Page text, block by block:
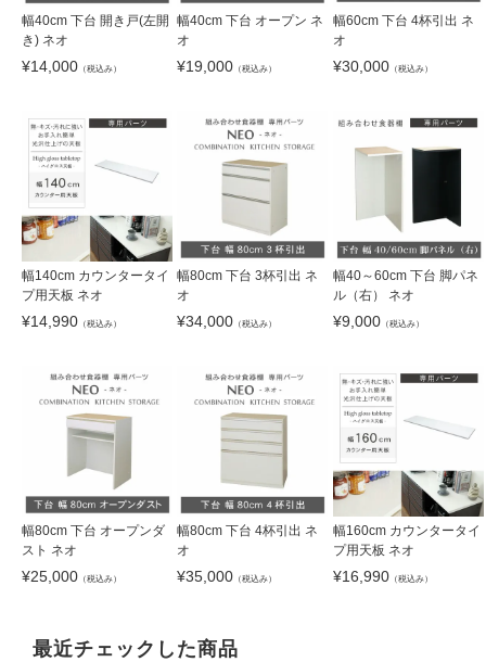
幅40cm 下台 開き戸(左開
き) ネオ
¥14,000 （税込み）
幅40cm 下台 オープン ネ
オ
¥19,000 （税込み）
幅60cm 下台 4杯引出 ネ
オ
¥30,000（税込み）
幅140cm カウンタータイ
プ用天板 ネオ
¥14,990 （税込み）
幅80cm 下台 3杯引出 ネ
オ
¥34,000 （税込み）
幅40～60cm 下台 脚パネ
ル（右） ネオ
¥9,000（税込み）
幅80cm 下台 オープンダ
スト ネオ
¥25,000 （税込み）
幅80cm 下台 4杯引出 ネ
オ
¥35,000 （税込み）
幅160cm カウンタータイ
プ用天板 ネオ
¥16,990（税込み）
最近チェックした商品